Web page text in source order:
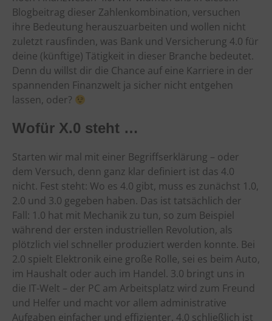
Blogbeitrag dieser Zahlenkombination, versuchen
ihre Bedeutung herauszuarbeiten und wollen nicht
zuletzt rausfinden, was Bank und Versicherung 4.0 für
deine (künftige) Tätigkeit in dieser Branche bedeutet.
Denn du willst dir die Chance auf eine Karriere in der
spannenden Finanzwelt ja sicher nicht entgehen
lassen, oder?
Wofür X.0 steht …
Starten wir mal mit einer Begriffserklärung – oder
dem Versuch, denn ganz klar definiert ist das 4.0
nicht. Fest steht: Wo es 4.0 gibt, muss es zunächst 1.0,
2.0 und 3.0 gegeben haben. Das ist tatsächlich der
Fall: 1.0 hat mit Mechanik zu tun, so zum Beispiel
während der ersten industriellen Revolution, als
plötzlich viel schneller produziert werden konnte. Bei
2.0 spielt Elektronik eine große Rolle, sei es beim Auto,
im Haushalt oder auch im Handel. 3.0 bringt uns in
die IT-Welt – der PC am Arbeitsplatz wird zum Freund
und Helfer und macht vor allem administrative
Aufgaben einfacher und effizienter. 4.0 schließlich ist